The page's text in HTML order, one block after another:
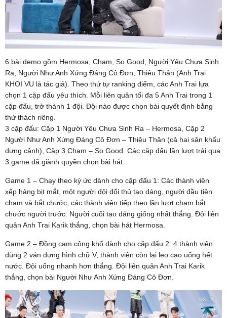
6 bài demo gồm Hermosa, Chạm, So Good, Người Yêu Chưa Sinh
Ra, Người Như Anh Xứng Đáng Cô Đơn, Thiêu Thân (Anh Trai
KHOI VU là tác giả). Theo thứ tự ranking điểm, các Anh Trai lựa
chọn 1 cặp đấu yêu thích. Mỗi liên quân tối đa 5 Anh Trai trong 1
cặp đấu, trở thành 1 đội. Đội nào được chọn bài quyết định bằng
thử thách riêng.
3 cặp đấu: Cặp 1 Người Yêu Chưa Sinh Ra – Hermosa, Cặp 2
Người Như Anh Xứng Đáng Cô Đơn – Thiêu Thân (cả hai sân khấu
dựng cảnh), Cặp 3 Chạm – So Good. Các cặp đấu lần lượt trải qua
3 game đã giành quyền chọn bài hát.
Game 1 – Chạy theo ký ức dành cho cặp đấu 1: Các thành viên
xếp hàng bịt mắt, một người đội đối thủ tạo dáng, người đầu tiên
chạm và bắt chước, các thành viên tiếp theo lần lượt chạm bắt
chước người trước. Người cuối tạo dáng giống nhất thắng. Đội liên
quân Anh Trai Karik thắng, chọn bài hát Hermosa.
Game 2 – Đồng cam cộng khổ dành cho cặp đấu 2: 4 thành viên
dùng 2 ván dựng hình chữ V, thành viên còn lại leo cao uống hết
nước. Đội uống nhanh hơn thắng. Đội liên quân Anh Trai Karik
thắng, chọn bài Người Như Anh Xứng Đáng Cô Đơn.